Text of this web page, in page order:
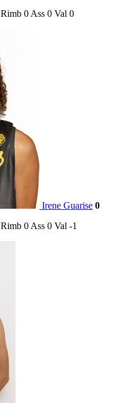
Rimb 0 Ass 0 Val 0
Irene Guarise 0
Rimb 0 Ass 0 Val -1